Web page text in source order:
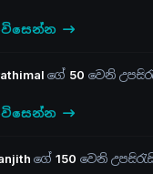
ගේ 50 වෙනි
ගේ 150 වෙනි